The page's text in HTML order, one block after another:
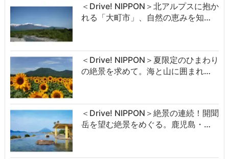
＜Drive! NIPPON＞北アルプスに抱か
れる「大町市」、自然の恵みを知…
＜Drive! NIPPON＞夏限定のひまわり
の絶景を求めて。海と山に囲まれ…
＜Drive! NIPPON＞絶景の連続！開聞
岳を望む絶景をめぐる。鹿児島・…